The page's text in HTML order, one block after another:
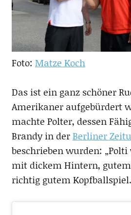
Foto: Matze Koch
Das ist ein ganz schöner
Amerikaner aufgebürdert
machte Polter, dessen
Brandy in derBerliner
beschrieben wurden: „Polti
mit dickem Hintern,
richtig gutem